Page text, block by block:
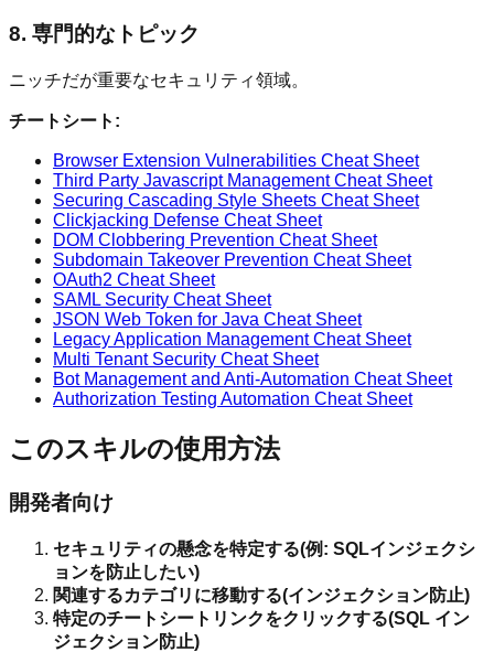
8. 専門的なトピック
ニッチだが重要なセキュリティ領域。
チートシート:
Browser Extension Vulnerabilities Cheat Sheet
Third Party Javascript Management Cheat Sheet
Securing Cascading Style Sheets Cheat Sheet
Clickjacking Defense Cheat Sheet
DOM Clobbering Prevention Cheat Sheet
Subdomain Takeover Prevention Cheat Sheet
OAuth2 Cheat Sheet
SAML Security Cheat Sheet
JSON Web Token for Java Cheat Sheet
Legacy Application Management Cheat Sheet
Multi Tenant Security Cheat Sheet
Bot Management and Anti-Automation Cheat Sheet
Authorization Testing Automation Cheat Sheet
このスキルの使用方法
開発者向け
セキュリティの懸念を特定する(例: SQLインジェクシ
ョンを防止したい)
関連するカテゴリに移動する(インジェクション防止)
特定のチートシートリンクをクリックする(SQL イン
ジェクション防止)